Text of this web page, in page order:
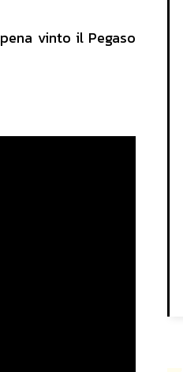
vinto il Pegaso